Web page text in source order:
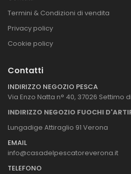
Termini & Condizioni di vendita
Privacy policy
Cookie policy
Contatti
INDIRIZZO NEGOZIO PESCA
Via Enzo Natta n° 40, 37026 Settimo
INDIRIZZO NEGOZIO FUOCHI
Lungadige Attiraglio 91 Verona
EMAIL
info@casadelpescatoreverona.it
TELEFONO